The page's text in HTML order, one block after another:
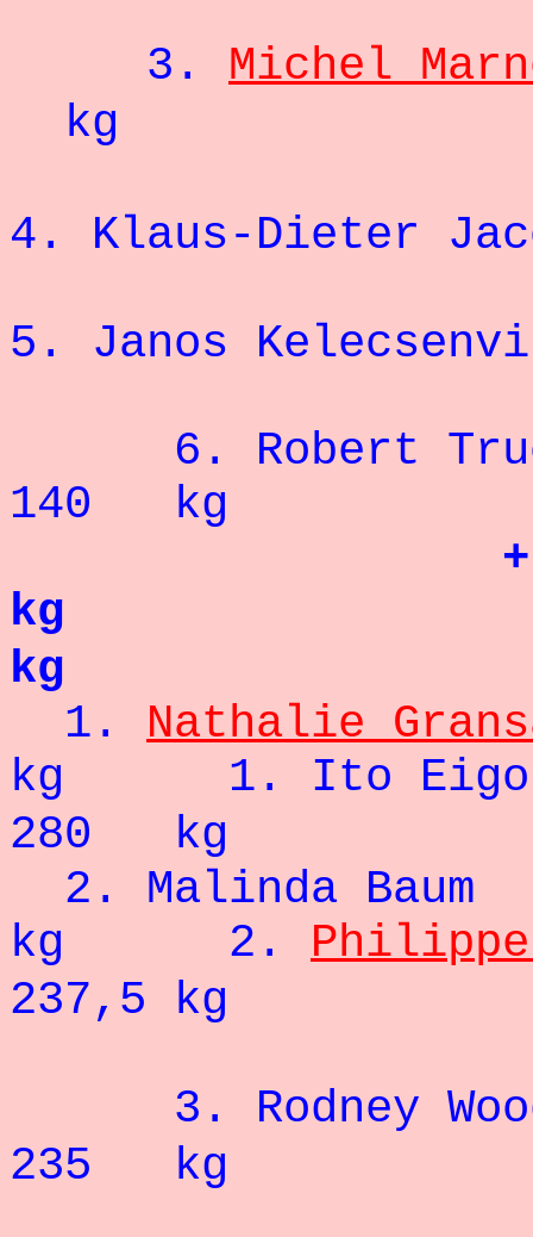
3. Michel
kg
4. Klaus-
5. Janos
6.
140 kg
kg
kg
1. Nathalie
kg 1.
280 kg
2. Malinda
kg 2. Philippe
237,5 kg
3.
235 kg